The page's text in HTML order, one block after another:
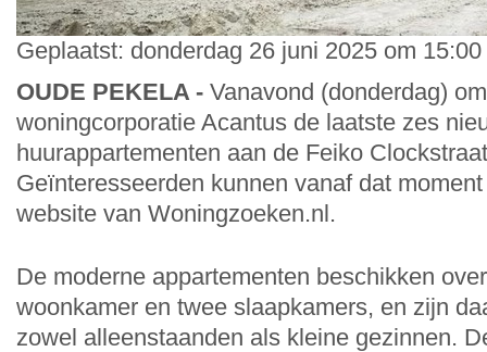
Geplaatst: donderdag 26 juni 2025 om
OUDE PEKELA - Vanavond (donderdag)
woningcorporatie Acantus de laatste zes
huurappartementen aan de Feiko
Geïnteresseerden kunnen vanaf dat
website van Woningzoeken.nl.
De moderne appartementen beschikken
woonkamer en twee slaapkamers, en zijn
zowel alleenstaanden als kleine gezinnen.